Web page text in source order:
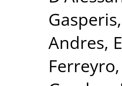
Andres,
Ferreyro,